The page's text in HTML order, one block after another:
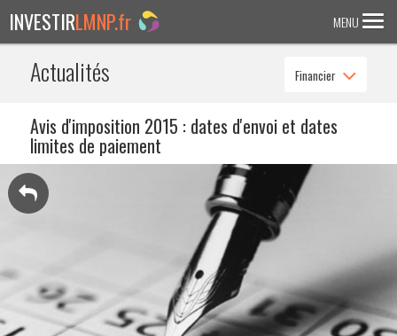
MENU
INVESTIRLMNP.fr
ACCUEIL
Investir en :
LMNP ANCIEN
RESIDENCE AFFAIRE/TOURISME
ACTUALITES
Actualités Financier
Avis d'imposition 2015 : dates d'envoi et dates
limites de paiement